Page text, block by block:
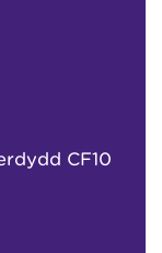
CF10